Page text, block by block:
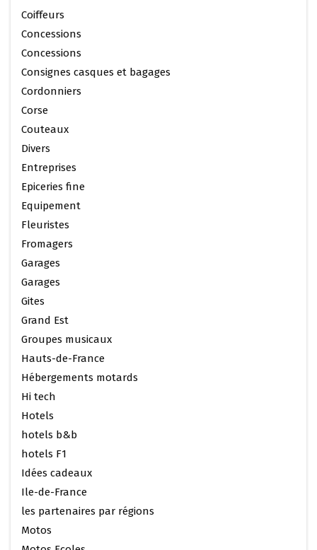
Coiffeurs
Concessions
Concessions
Consignes casques et bagages
Cordonniers
Corse
Couteaux
Divers
Entreprises
Epiceries fine
Equipement
Fleuristes
Fromagers
Garages
Garages
Gites
Grand Est
Groupes musicaux
Hauts-de-France
Hébergements motards
Hi tech
Hotels
hotels b&b
hotels F1
Idées cadeaux
Ile-de-France
les partenaires par régions
Motos